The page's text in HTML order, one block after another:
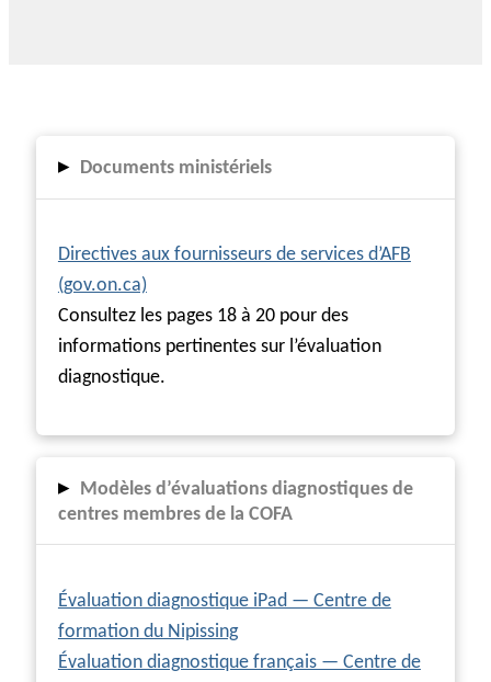
▸ Documents ministériels
Directives aux fournisseurs de services d’AFB
(gov.on.ca)
Consultez les pages 18 à 20 pour des
informations pertinentes sur l’évaluation
diagnostique.
▸
Modèles d’évaluations diagnostiques de
centres membres de la COFA
Évaluation diagnostique iPad — Centre de
formation du Nipissing
Évaluation diagnostique français — Centre de